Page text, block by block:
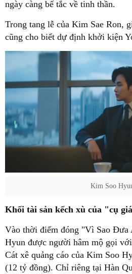
ngày càng bế tắc về tinh thần.
Trong tang lễ của Kim Sae Ron,
cũng cho biết dự định khởi kiện
Kim Soo
Khối tài sản kếch xù của "cụ
Vào thời điểm đóng "Vì Sao
Hyun được người hâm mộ gọi
Cát xê quảng cáo của Kim Soo
(12 tỷ đồng). Chỉ riêng tại Hàn